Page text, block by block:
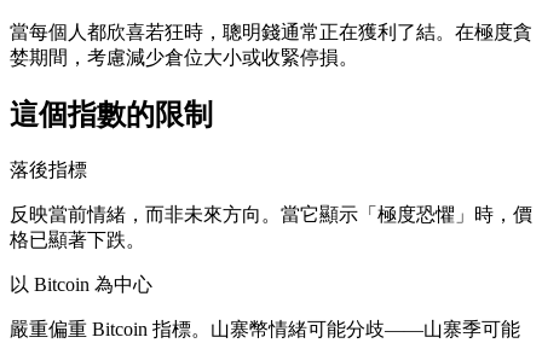
當每個人都欣喜若狂時，聰明錢通常正在獲利了結。在極度貪
婪期間，考慮減少倉位大小或收緊停損。
這個指數的限制
落後指標
反映當前情緒，而非未來方向。當它顯示「極度恐懼」時，價
格已顯著下跌。
以 Bitcoin 為中心
嚴重偏重 Bitcoin 指標。山寨幣情緒可能分歧——山寨季可能